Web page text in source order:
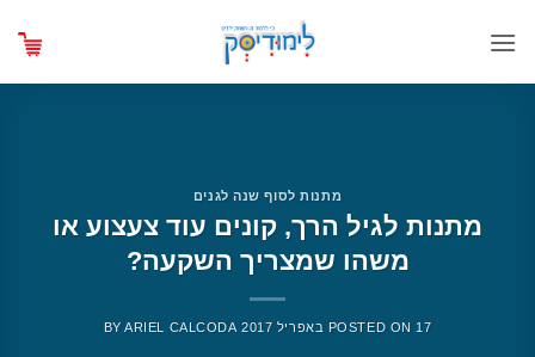
מתנות לסוף שנה לגנים
מתנות לגיל הרך, קונים עוד צעצוע או
משהו שמצריך השקעה?
POSTED ON 17 באפריל 2017 BYARIEL CALCODA